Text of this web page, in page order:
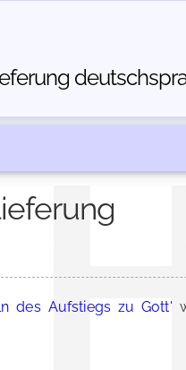
des Aufstiegs zu Gott'